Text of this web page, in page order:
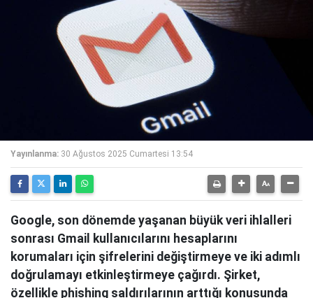
Yayınlanma: 30 Ağustos 2025 Cumartesi 13:54
Google, son dönemde yaşanan büyük veri ihlalleri
sonrası Gmail kullanıcılarını hesaplarını
korumaları için şifrelerini değiştirmeye ve iki adımlı
doğrulamayı etkinleştirmeye çağırdı. Şirket,
özellikle phishing saldırılarının arttığı konusunda